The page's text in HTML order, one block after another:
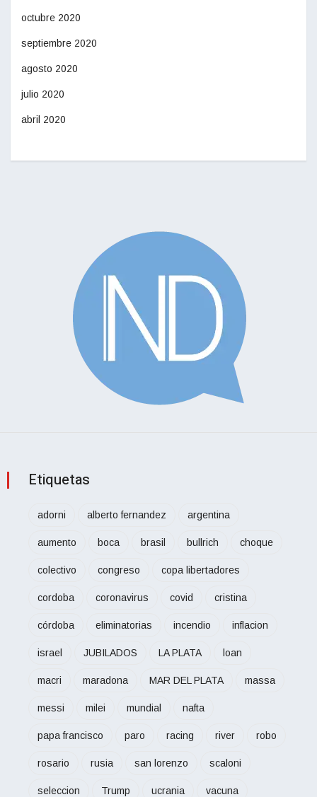
octubre 2020
septiembre 2020
agosto 2020
julio 2020
abril 2020
Etiquetas
adorni alberto fernandez argentina
aumento boca brasil bullrich choque
colectivo congreso copa libertadores
cordoba coronavirus covid cristina
córdoba eliminatorias incendio inflacion
israel JUBILADOS LA PLATA loan
macri maradona MAR DEL PLATA massa
messi milei mundial nafta
papa francisco paro racing river robo
rosario rusia san lorenzo scaloni
seleccion Trump ucrania vacuna